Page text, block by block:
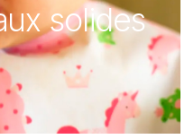
solides